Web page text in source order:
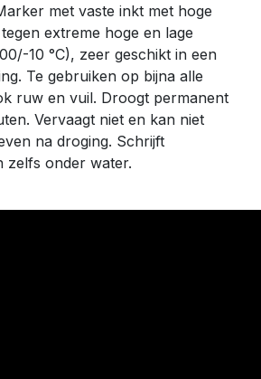
met vaste inkt met hoge
extreme hoge en lage
10 °C), zeer geschikt in een
Te gebruiken op bijna alle
ruw en vuil. Droogt permanent
Vervaagt niet en kan niet
na droging. Schrijft
zelfs onder water.